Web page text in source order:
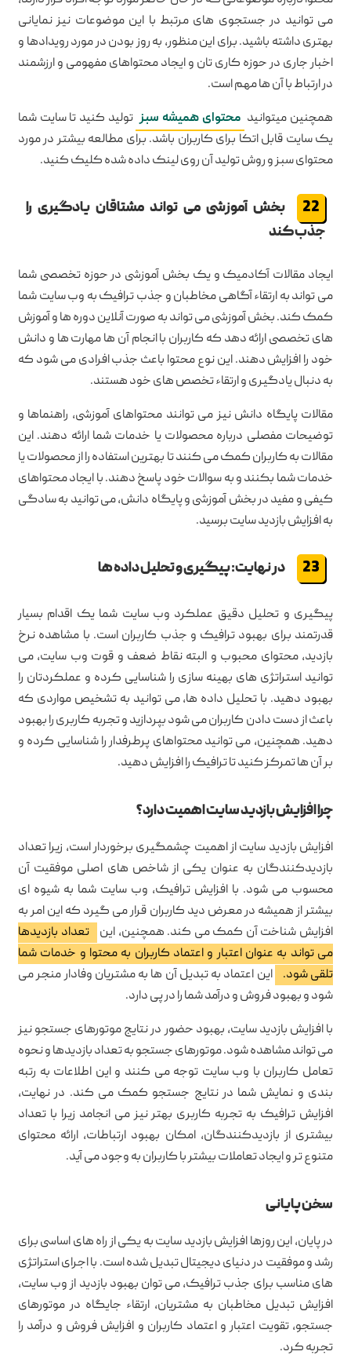
می توانید در جستجوی های مرتبط با این موضوعات نیز نمایانی
بهتری داشته باشید. برای این منظور، به روز بودن در مورد رویدادها و
اخبار جاری در حوزه کاری تان و ایجاد محتواهای مفهومی و ارزشمند
در ارتباط با آن ها مهم است.
همچنین میتوانید محتوای همیشه سبز تولید کنید تا سایت شما
یک سایت قابل اتکا برای کاربران باشد. برای مطالعه بیشتر در مورد
محتوای سبز و روش تولید آن روی لینک داده شده کلیک کنید.
بخش آموزشی می تواند مشتاقان یادگیری را
جذب کند
ایجاد مقالات آکادمیک و یک بخش آموزشی در حوزه تخصصی شما
می تواند به ارتقاء آگاهی مخاطبان و جذب ترافیک به وب سایت شما
کمک کند. بخش آموزشی می تواند به صورت آنلاین دوره ها و آموزش
های تخصصی ارائه دهد که کاربران با انجام آن ها مهارت ها و دانش
خود را افزایش دهند. این نوع محتوا باعث جذب افرادی می شود که
به دنبال یادگیری و ارتقاء تخصص های خود هستند.
مقالات پایگاه دانش نیز می توانند محتواهای آموزشی، راهنماها و
توضیحات مفصلی درباره محصولات یا خدمات شما ارائه دهند. این
مقالات به کاربران کمک می کنند تا بهترین استفاده را از محصولات یا
خدمات شما بکنند و به سوالات خود پاسخ دهند. با ایجاد محتواهای
کیفی و مفید در بخش آموزشی و پایگاه دانش، می توانید به سادگی
به افزایش بازدید سایت برسید.
در نهایت: پیگیری و تحلیل داده ها
پیگیری و تحلیل دقیق عملکرد وب سایت شما یک اقدام بسیار
قدرتمند برای بهبود ترافیک و جذب کاربران است. با مشاهده نرخ
بازدید، محتوای محبوب و البته نقاط ضعف و قوت وب سایت، می
توانید استراتژی های بهینه سازی را شناسایی کرده و عملکردتان را
بهبود دهید. با تحلیل داده ها، می توانید به تشخیص مواردی که
باعث از دست دادن کاربران می شود بپردازید و تجربه کاربری را بهبود
دهید. همچنین، می توانید محتواهای پرطرفدار را شناسایی کرده و
بر آن ها تمرکز کنید تا ترافیک را افزایش دهید.
چرا افزایش بازدید سایت اهمیت دارد؟
افزایش بازدید سایت از اهمیت چشمگیری برخوردار است، زیرا تعداد
بازدیدکنندگان به عنوان یکی از شاخص های اصلی موفقیت آن
محسوب می شود. با افزایش ترافیک، وب سایت شما به شیوه ای
بیشتر از همیشه در معرض دید کاربران قرار می گیرد که این امر به
افزایش شناخت آن کمک می کند. همچنین، این
تعداد بازدیدها
می تواند به عنوان اعتبار و اعتماد کاربران به محتوا و خدمات شما
تلقی شود.
این اعتماد به تبدیل آن ها به مشتریان وفادار منجر می
شود و بهبود فروش و درآمد شما را در پی دارد.
با افزایش بازدید سایت، بهبود حضور در نتایج موتورهای جستجو نیز
می تواند مشاهده شود. موتورهای جستجو به تعداد بازدیدها و نحوه
تعامل کاربران با وب سایت توجه می کنند و این اطلاعات به رتبه
بندی و نمایش شما در نتایج جستجو کمک می کند. در نهایت،
افزایش ترافیک به تجربه کاربری بهتر نیز می انجامد زیرا با تعداد
بیشتری از بازدیدکنندگان، امکان بهبود ارتباطات، ارائه محتوای
متنوع تر و ایجاد تعاملات بیشتر با کاربران به وجود می آید.
سخن پایانی
در پایان، این روزها افزایش بازدید سایت به یکی از راه های اساسی برای
رشد و موفقیت در دنیای دیجیتال تبدیل شده است. با اجرای استراتژی
های مناسب برای جذب ترافیک، می توان بهبود بازدید از وب سایت،
افزایش تبدیل مخاطبان به مشتریان، ارتقاء جایگاه در موتورهای
جستجو، تقویت اعتبار و اعتماد کاربران و افزایش فروش و درآمد را
تجربه کرد.